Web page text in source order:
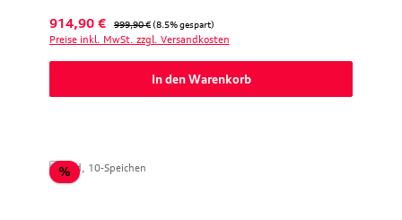
Verkaufspreis:
914,90 € Regulärer Preis:
999,90 € (8.5% gespart)
Preise inkl. MwSt. zzgl. Versandkosten
In den Warenkorb
%Rabatt